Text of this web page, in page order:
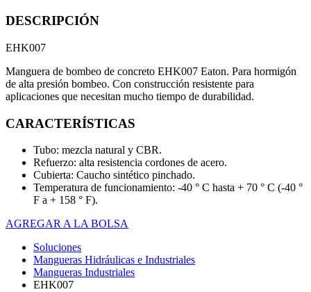
DESCRIPCIÓN
EHK007
Manguera de bombeo de concreto EHK007 Eaton. Para hormigón
de alta presión bombeo. Con construcción resistente para
aplicaciones que necesitan mucho tiempo de durabilidad.
CARACTERÍSTICAS
Tubo: mezcla natural y CBR.
Refuerzo: alta resistencia cordones de acero.
Cubierta: Caucho sintético pinchado.
Temperatura de funcionamiento: -40 ° C hasta + 70 ° C (-40 °
F a + 158 ° F).
AGREGAR A LA BOLSA
Soluciones
Mangueras Hidráulicas e Industriales
Mangueras Industriales
EHK007